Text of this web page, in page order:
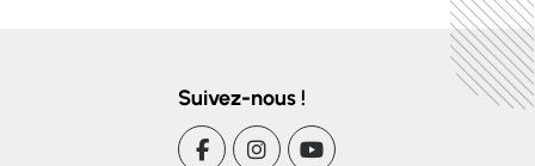
Suivez-nous !